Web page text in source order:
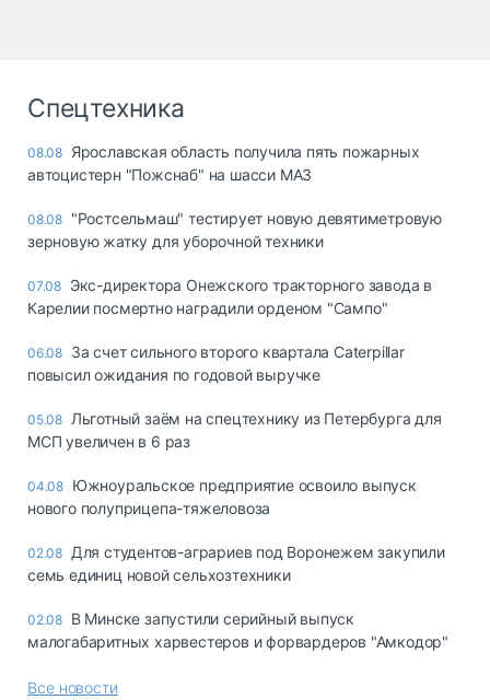
Спецтехника
08.08 Ярославская область получила пять пожарных
автоцистерн "Пожснаб" на шасси МАЗ
08.08 "Ростсельмаш" тестирует новую девятиметровую
зерновую жатку для уборочной техники
07.08 Экс-директора Онежского тракторного завода в
Карелии посмертно наградили орденом "Сампо"
06.08 За счет сильного второго квартала Caterpillar
повысил ожидания по годовой выручке
05.08 Льготный заём на спецтехнику из Петербурга для
МСП увеличен в 6 раз
04.08 Южноуральское предприятие освоило выпуск
нового полуприцепа-тяжеловоза
02.08 Для студентов-аграриев под Воронежем закупили
семь единиц новой сельхозтехники
02.08 В Минске запустили серийный выпуск
малогабаритных харвестеров и форвардеров "Амкодор"
Все новости